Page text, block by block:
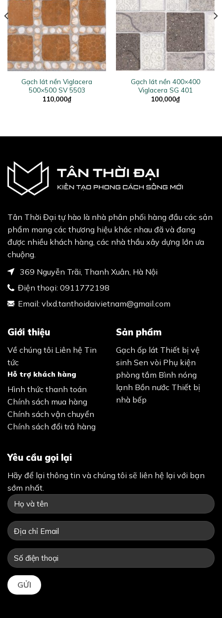
Gạch lát nền Viglacera
500×500 SV 5503
110,000₫
Gạch lát nền 400×400
Viglacera SG 401
100,000₫
Tân Thời Đại tự hào là nhà phân phối hàng đầu các sản
phẩm mang các thương hiệu khác nhau đã và đang
được nhiều khách hàng, các nhà thầu xây dựng lớn ưa
chuộng.
369 Nguyễn Trãi, Thanh Xuân, Hà Nội
Điện thoại: 0911772198
Email: vlxd.tanthoidaivietnam@gmail.com
Giới thiệu
Về chúng tôi Liên hệ Tin
tức
Hỗ trợ khách hàng
Hình thức thanh toán
Chính sách mua hàng
Chính sách vận chuyển
Chính sách đổi trả hàng
Sản phẩm
Gạch ốp lát Thiết bị vệ
sinh Sen vòi Phụ kiện
phòng tắm Bình nóng
lạnh Bồn nước Thiết bị
nhà bếp
Yêu cầu gọi lại
Hãy để lại thông tin và chúng tôi sẽ liên hệ lại với bạn
sớm nhất.